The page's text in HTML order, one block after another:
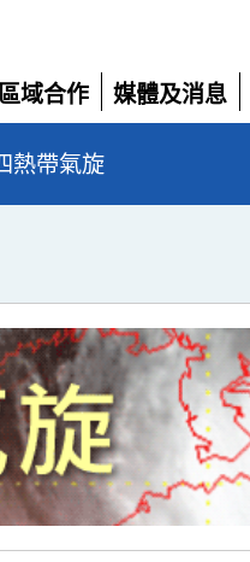
域合作
媒體及消息
展
熱帶氣旋